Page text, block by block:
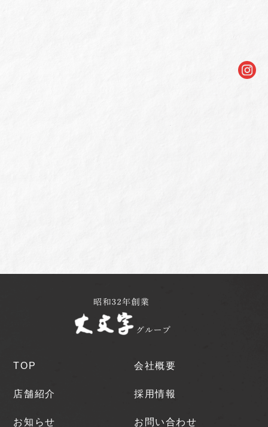
TOP 会社概要
店舗紹介 採用情報
お知らせ お問い合わせ